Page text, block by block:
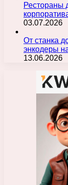
Рестораны
03.07.2026
От станка
энкодеры
13.06.2026